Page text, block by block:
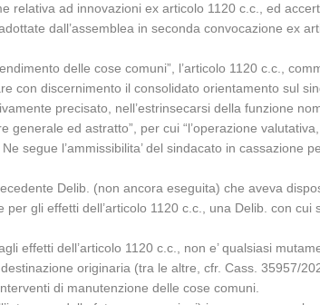
ad innovazioni ex articolo 1120 c.c., ed
dall’assemblea in seconda convocazione ex
delle cose comuni”, l’articolo 1120 c.c.,
con discernimento il consolidato orientamento sul
precisato, nell’estrinsecarsi della funzione
ed astratto”, per cui “l’operazione
segue l’ammissibilita’ del sindacato in cassazione
Delib. (non ancora eseguita) che aveva
gli effetti dell’articolo 1120 c.c., una Delib. con cui
effetti dell’articolo 1120 c.c., non e’ qualsiasi
originaria (tra le altre, cfr. Cass. 35957/
di manutenzione delle cose comuni.